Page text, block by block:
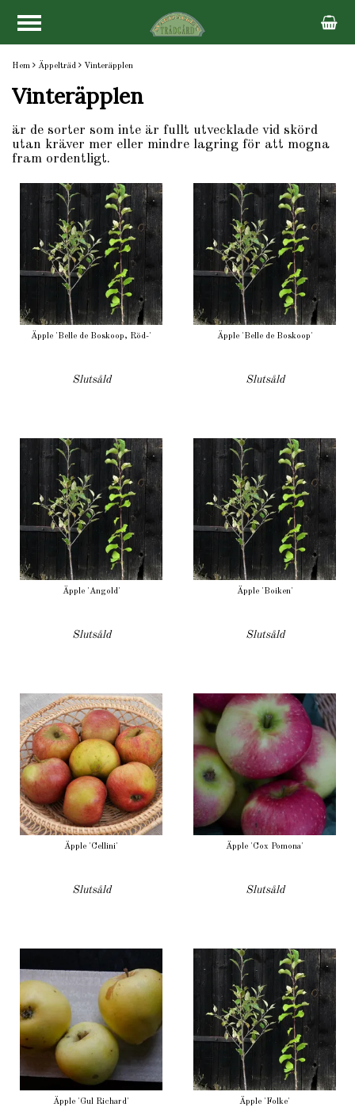
Hem Äppelträd Vinteräpplen
Vinteräpplen
är de sorter som inte är fullt utvecklade vid skörd
utan kräver mer eller mindre lagring för att mogna
fram ordentligt.
Äpple 'Belle de Boskoop, Röd-'
Slutsåld
Äpple 'Belle de Boskoop'
Slutsåld
Äpple 'Angold'
Slutsåld
Äpple 'Boiken'
Slutsåld
Äpple 'Cellini'
Slutsåld
Äpple 'Cox Pomona'
Slutsåld
Äpple 'Gul Richard' Äpple 'Folke'